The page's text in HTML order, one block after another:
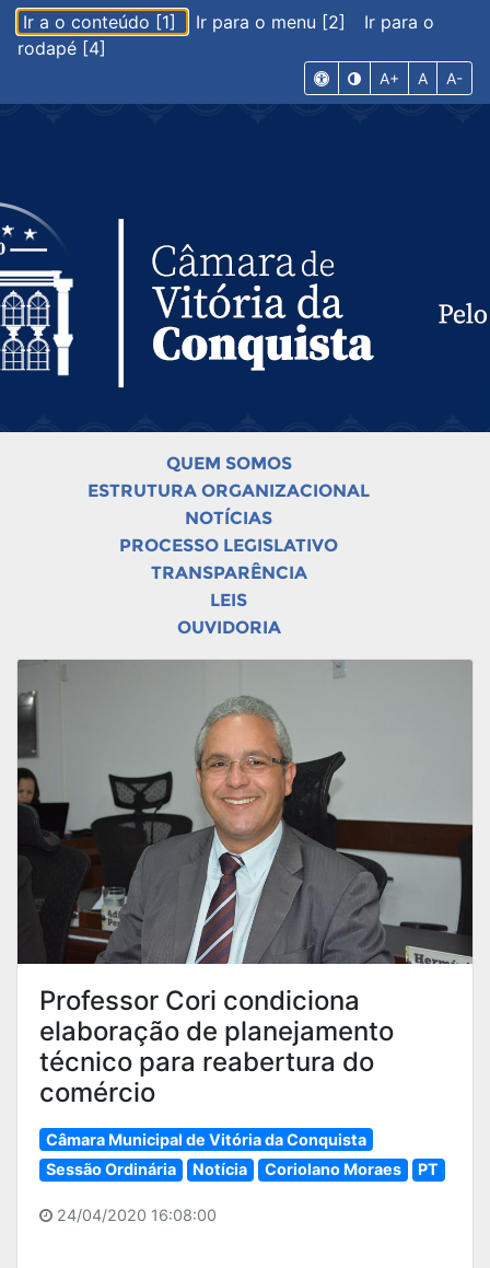
Ir a o conteúdo [1] Ir para o menu [2]
Ir para o
rodapé [4]
A+ A A-
QUEM SOMOS
ESTRUTURA ORGANIZACIONAL
NOTÍCIAS
PROCESSO LEGISLATIVO
TRANSPARÊNCIA
LEIS
OUVIDORIA
Professor Cori condiciona
elaboração de planejamento
técnico para reabertura do
comércio
Câmara Municipal de Vitória da Conquista
Sessão Ordinária
Notícia Coriolano Moraes PT
24/04/2020 16:08:00